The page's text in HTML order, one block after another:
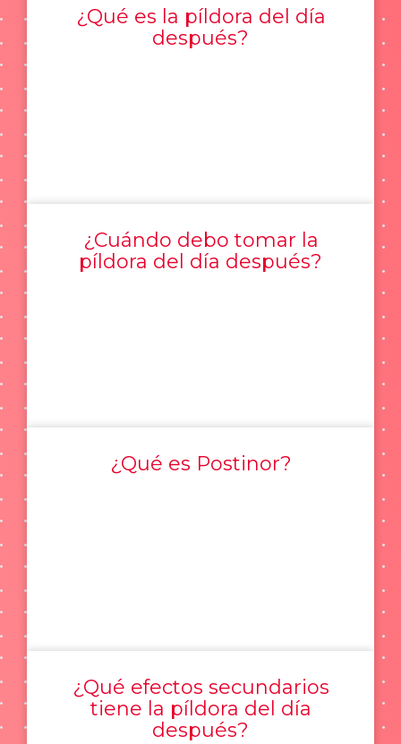
¿Qué es la píldora del día
después?
¿Cuándo debo tomar la
píldora del día después?
¿Qué es Postinor?
¿Qué efectos secundarios
tiene la píldora del día
después?